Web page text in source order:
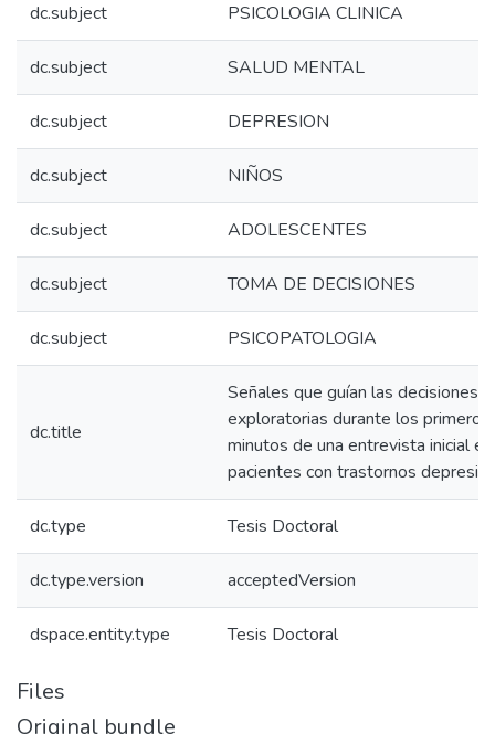
dc.subject PSICOLOGIA CLINICA
dc.subject SALUD MENTAL
dc.subject DEPRESION
dc.subject NIÑOS
dc.subject ADOLESCENTES
dc.subject TOMA DE DECISIONES
dc.subject PSICOPATOLOGIA
dc.title
Señales que guían las decisiones
exploratorias durante los primeros
minutos de una entrevista inicial en
pacientes con trastornos
dc.type Tesis Doctoral
dc.type.version acceptedVersion
dspace.entity.type Tesis Doctoral
Files
Original bundle